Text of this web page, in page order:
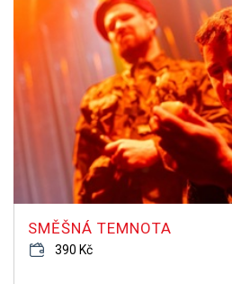
SMĚŠNÁ TEMNOTA
390 Kč